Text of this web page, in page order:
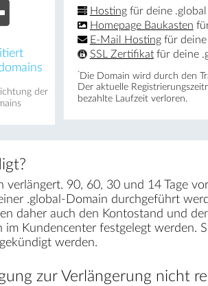
der
Hostingfür deine .global
Homepage Baukasten
E-Mail Hostingfür deine
SSL Zertifikatfür deine
* Die Domain wird durch den
Der aktuelle
bezahlte Laufzeit verloren.
90, 60, 30 und 14 Tage
.global-Domain durchgeführt
daher auch den Kontostand und
Kundencenter festgelegt werden.
werden.
zur Verlängerung nicht